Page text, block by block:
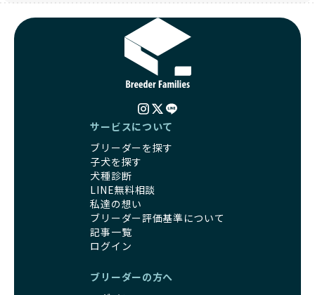
サービスについて
ブリーダーを探す
子犬を探す
犬種診断
LINE無料相談
私達の想い
ブリーダー評価基準について
記事一覧
ログイン
ブリーダーの方へ